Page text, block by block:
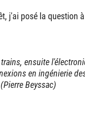
j'ai posé la question
ensuite
en ingénierie
Beyssac)